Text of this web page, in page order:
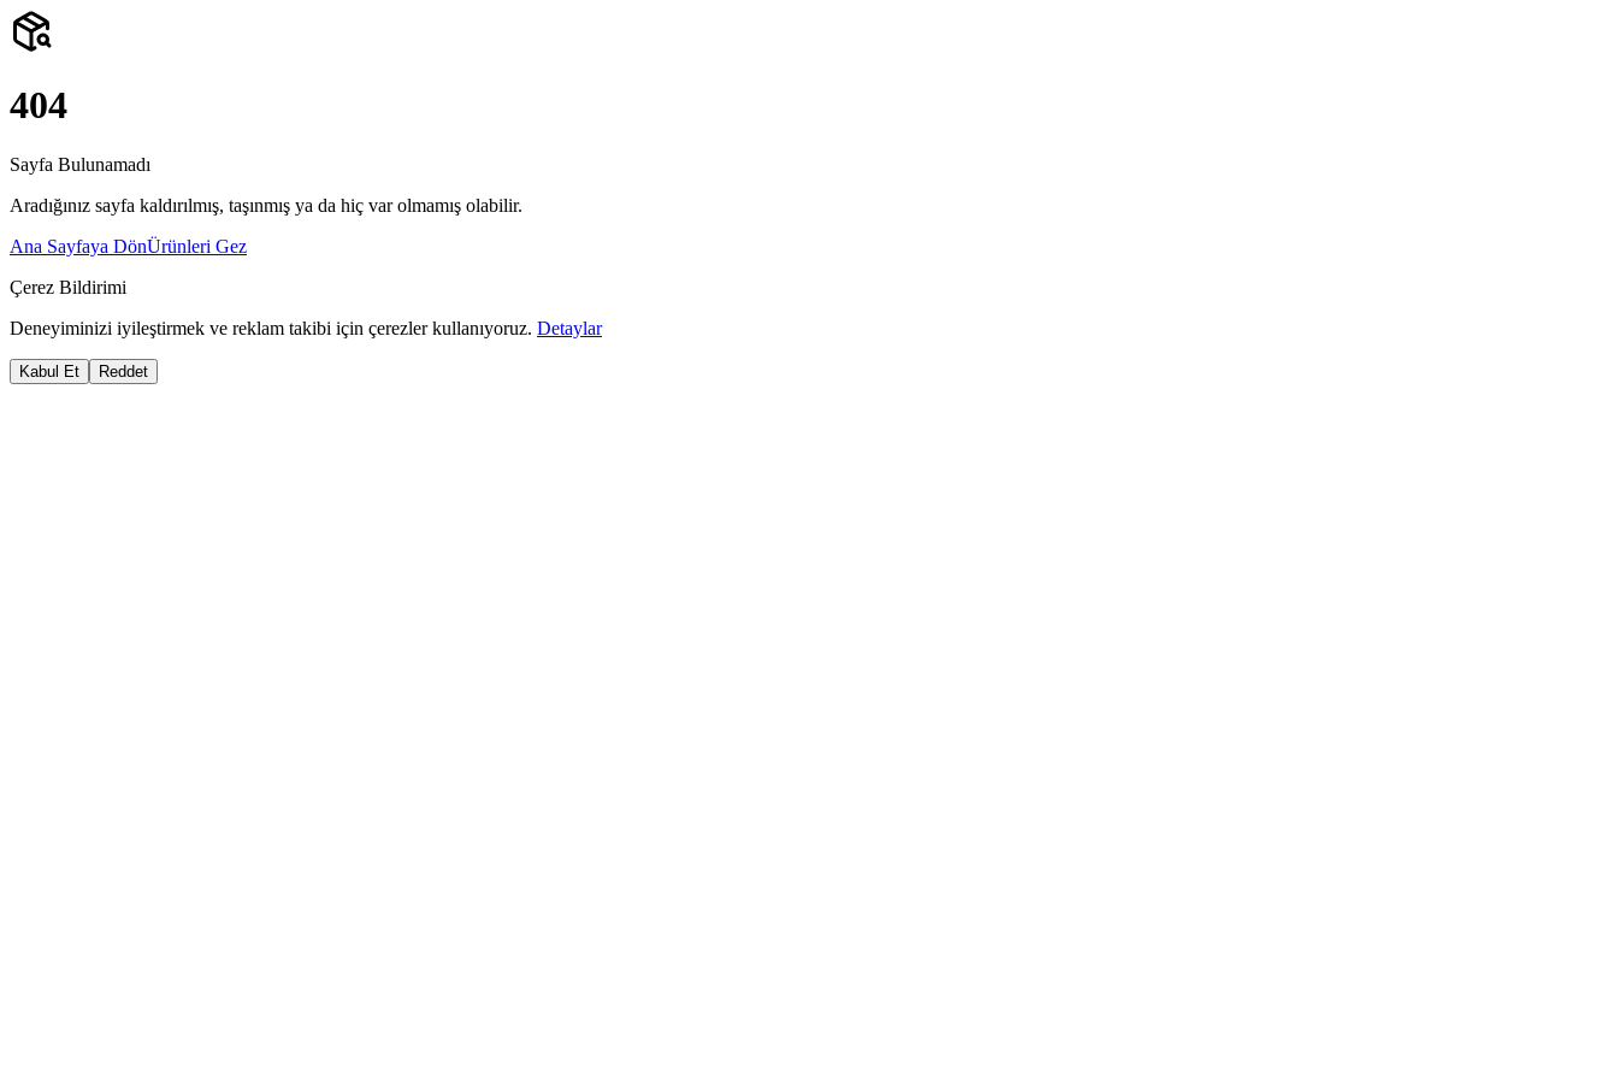
404
Sayfa Bulunamadı
Aradığınız sayfa kaldırılmış, taşınmış ya da hiç var olmamış olabilir.
Ana Sayfaya DönÜrünleri Gez
Çerez Bildirimi
Deneyiminizi iyileştirmek ve reklam takibi için çerezler kullanıyoruz. Detaylar
Kabul Et Reddet